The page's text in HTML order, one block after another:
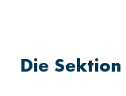
Die